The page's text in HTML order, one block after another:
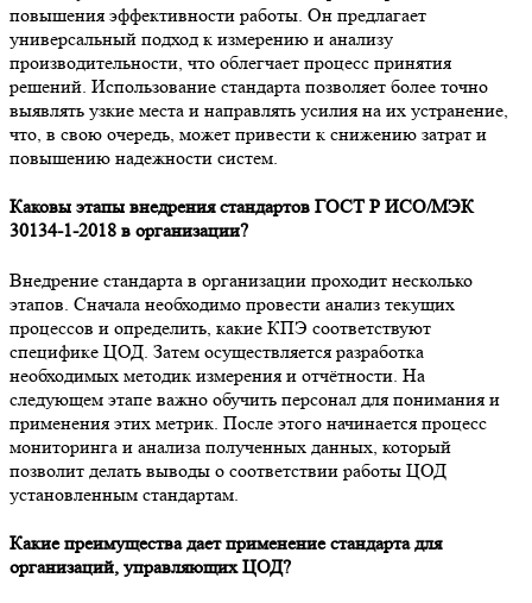
повышения эффективности работы. Он предлагает
универсальный подход к измерению и анализу
производительности, что облегчает процесс принятия
решений. Использование стандарта позволяет более точно
выявлять узкие места и направлять усилия на их устранение,
что, в свою очередь, может привести к снижению затрат и
повышению надежности систем.
Каковы этапы внедрения стандартов ГОСТ Р ИСО/МЭК
30134-1-2018 в организации?
Внедрение стандарта в организации проходит несколько
этапов. Сначала необходимо провести анализ текущих
процессов и определить, какие КПЭ соответствуют
специфике ЦОД. Затем осуществляется разработка
необходимых методик измерения и отчётности. На
следующем этапе важно обучить персонал для понимания и
применения этих метрик. После этого начинается процесс
мониторинга и анализа полученных данных, который
позволит делать выводы о соответствии работы ЦОД
установленным стандартам.
Какие преимущества дает применение стандарта для
организаций, управляющих ЦОД?